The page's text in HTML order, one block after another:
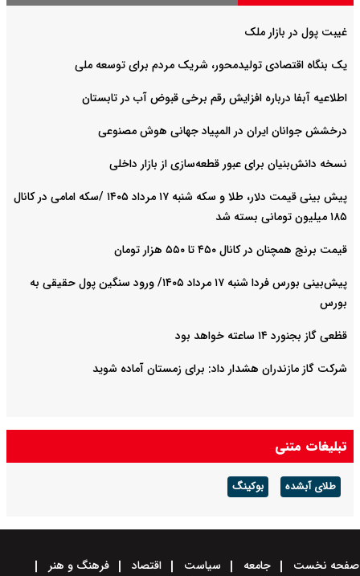
غیبت پول در بازار ملک
یک بنگاه اقتصادی تولیدمحور، شریک مردم برای توسعه ملی
اطلاعیه آبفا درباره افزایش رقم برخی قبوض آب در تابستان
درخشش جوانان ایران در المپیاد جهانی هوش مصنوعی
نسخه دانش‌بنیان برای عبور قطعه‌سازی از بازار داخلی
پیش ‌بینی قیمت دلار، طلا و سکه شنبه ۱۷ مرداد ۱۴۰۵ /سکه امامی در کانال
۱۸۵ میلیون تومانی بسته شد
قیمت برنج همچنان در کانال ۴۵۰ تا ۵۵۰ هزار تومان
پیش‌بینی بورس فردا شنبه ۱۷ مرداد ۱۴۰۵/ ورود سنگین پول حقیقی به
بورس
قظعی گاز بجنورد ۱۴ ساعته خواهد بود
شرکت گاز مازندران هشدار داد: برای زمستان آماده شوید
تبلیغات متنی
طلای آبشده بوکینگ
صفحه نخست جامعه سیاست اقتصاد
فرهنگ و هنر